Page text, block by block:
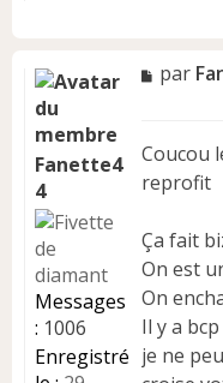
Fanette4
4
Messages
: 1006
Enregistré
M
e
a
g
n
o
n
l
u
par
Coucou
reprofit
Ça fait
On est
On
Il y a
je ne